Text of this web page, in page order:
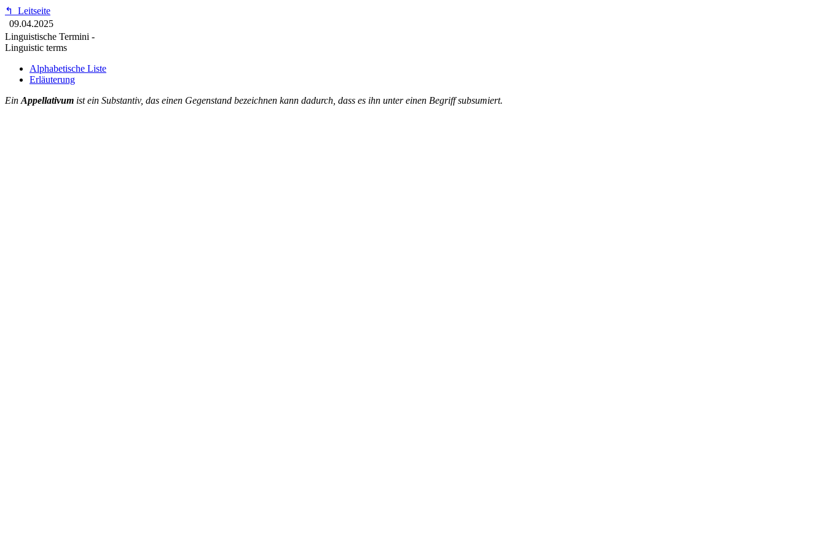
↰
Leitseite
09.04.2025
Linguistische Termini -
Linguistic terms
Alphabetische Liste
Erläuterung
Ein Appellativum ist ein Substantiv, das einen Gegenstand bezeichnen kann dadurch, dass es ihn unter einen Begriff subsumiert.